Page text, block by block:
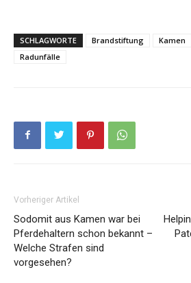
SCHLAGWORTE Brandstiftung Kamen
Radunfälle
Vorheriger Artikel
Sodomit aus Kamen war bei
Pferdehaltern schon bekannt –
Welche Strafen sind
vorgesehen?